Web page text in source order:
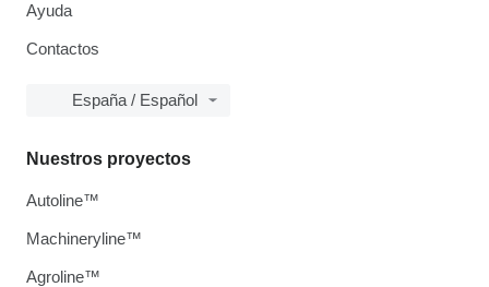
Ayuda
Contactos
España / Español
Nuestros proyectos
Autoline™
Machineryline™
Agroline™